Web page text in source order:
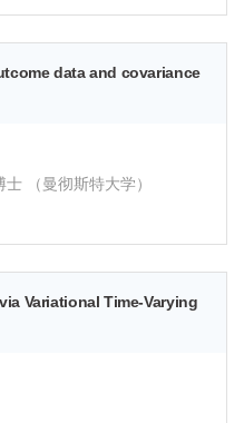
data and covariance
（曼彻斯特大学）
Variational Time-Varying